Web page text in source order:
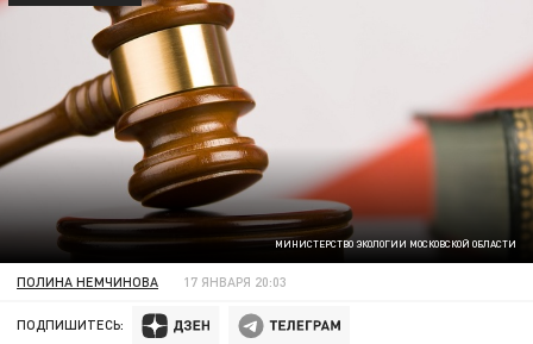
МИНИСТЕРСТВО ЭКОЛОГИИ МОСКОВСКОЙ ОБЛАСТИ
ПОЛИНА НЕМЧИНОВА 17 ЯНВАРЯ 20:03
ПОДПИШИТЕСЬ: